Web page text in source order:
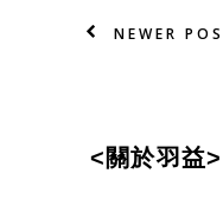
NEWER
< 關於羽益>